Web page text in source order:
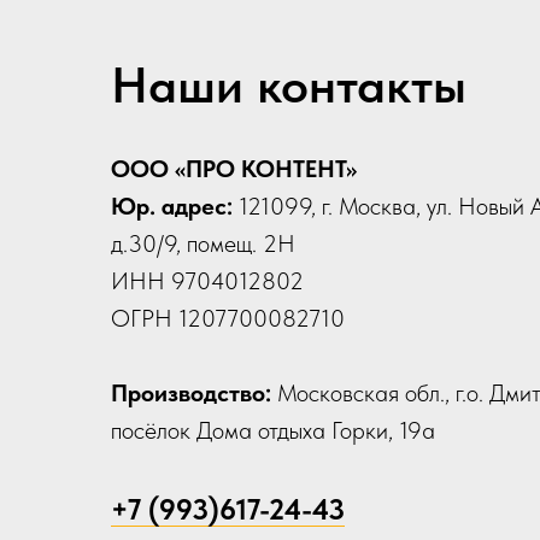
Наши контакты
ООО «ПРО КОНТЕНТ»
Юр. адрес: 121099, г. Москва, ул. Новый
д.30/9, помещ. 2Н
ИНН 9704012802
ОГРН 1207700082710
Производство: Московская обл., г.о.
посёлок Дома отдыха Горки, 19а
+7 (993)617-24-43